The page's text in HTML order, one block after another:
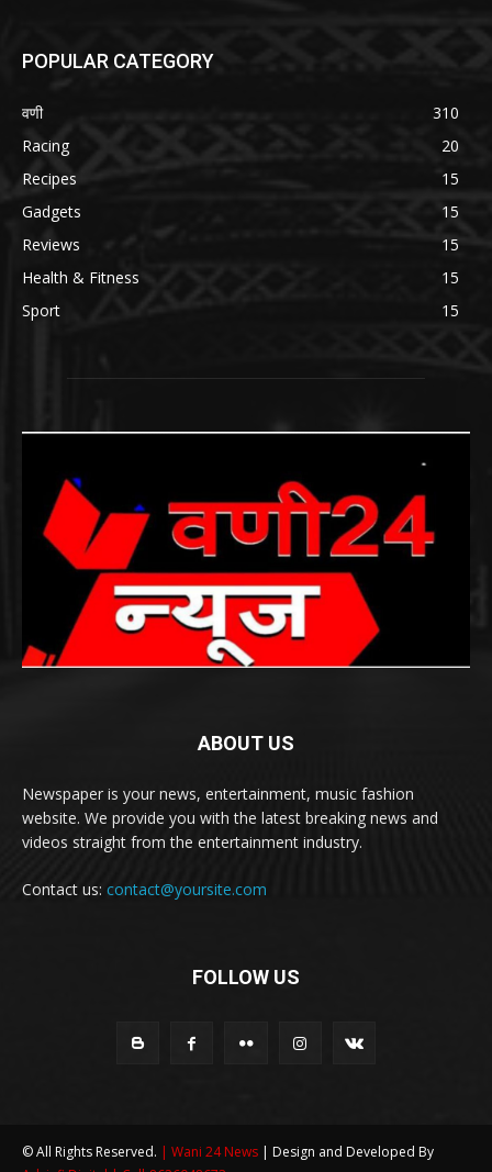
POPULAR CATEGORY
वणी
310
Racing
20
Recipes
15
Gadgets
15
Reviews
15
Health & Fitness
15
Sport
15
ABOUT US
Newspaper is your news, entertainment, music fashion
website. We provide you with the latest breaking news and
videos straight from the entertainment industry.
Contact us: contact@yoursite.com
FOLLOW US
© All Rights Reserved. | Wani 24 News | Design and Developed By